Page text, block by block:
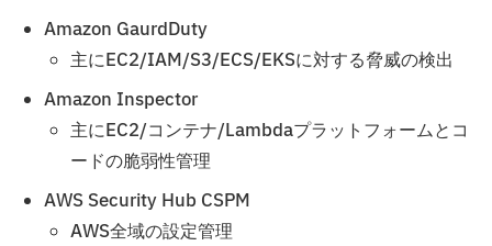
Amazon GaurdDuty
主にEC2/IAM/S3/ECS/EKSに対する脅威の検出
Amazon Inspector
主にEC2/コンテナ/Lambdaプラットフォームとコ
ードの脆弱性管理
AWS Security Hub CSPM
AWS全域の設定管理